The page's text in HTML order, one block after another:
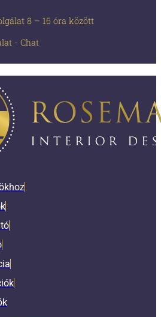
8 – 16 óra között
- Chat